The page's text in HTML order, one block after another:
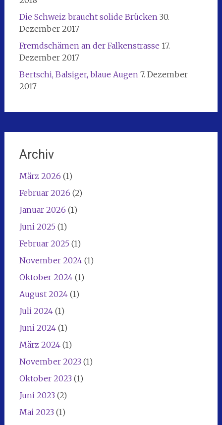
Die Schweiz braucht solide Brücken 30.
Dezember 2017
Fremdschämen an der Falkenstrasse 17.
Dezember 2017
Bertschi, Balsiger, blaue Augen 7. Dezember
2017
Archiv
März 2026 (1)
Februar 2026 (2)
Januar 2026 (1)
Juni 2025 (1)
Februar 2025 (1)
November 2024(1)
Oktober 2024(1)
August 2024(1)
Juli 2024(1)
Juni 2024(1)
März 2024(1)
November 2023 (1)
Oktober 2023 (1)
Juni 2023 (2)
Mai 2023 (1)